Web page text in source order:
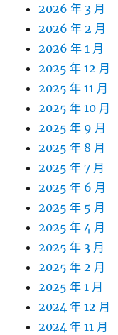
2026 年 3 月
2026 年 2 月
2026 年 1 月
2025 年 12 月
2025 年 11 月
2025 年 10 月
2025 年 9 月
2025 年 8 月
2025 年 7 月
2025 年 6 月
2025 年 5 月
2025 年 4 月
2025 年 3 月
2025 年 2 月
2025 年 1 月
2024 年 12 月
2024 年 11 月